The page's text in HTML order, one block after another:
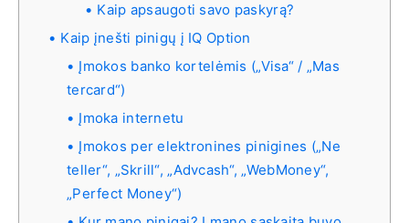
Kaip apsaugoti savo paskyrą?
Kaip įnešti pinigų į IQ Option
Įmokos banko kortelėmis („Visa“ / „Mas
tercard“)
Įmoka internetu
Įmokos per elektronines pinigines („Ne
teller“, „Skrill“, „Advcash“, „WebMoney“,
„Perfect Money“)